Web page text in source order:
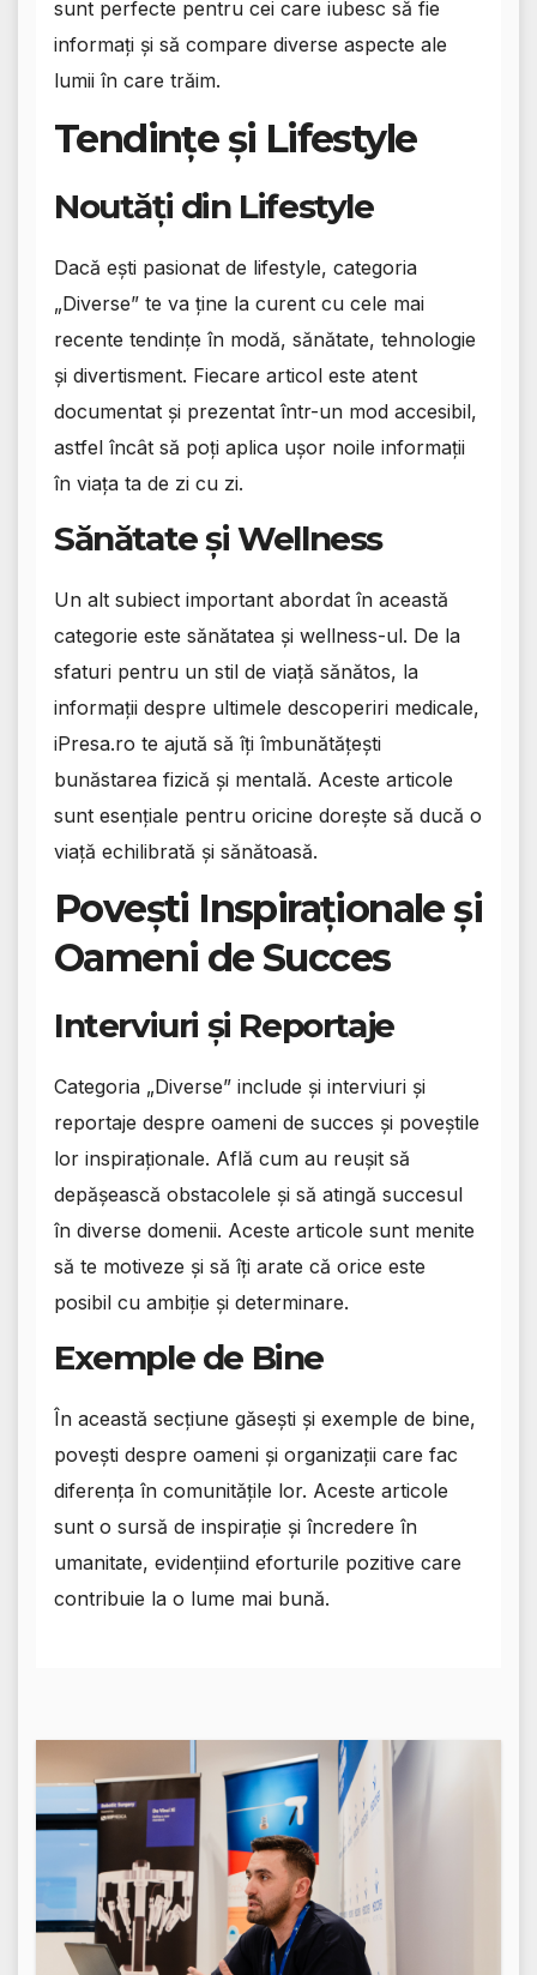
sunt perfecte pentru cei care iubesc să fie
informați și să compare diverse aspecte ale
lumii în care trăim.
Tendințe și Lifestyle
Noutăți din Lifestyle
Dacă ești pasionat de lifestyle, categoria
„Diverse” te va ține la curent cu cele mai
recente tendințe în modă, sănătate, tehnologie
și divertisment. Fiecare articol este atent
documentat și prezentat într-un mod accesibil,
astfel încât să poți aplica ușor noile informații
în viața ta de zi cu zi.
Sănătate și Wellness
Un alt subiect important abordat în această
categorie este sănătatea și wellness-ul. De la
sfaturi pentru un stil de viață sănătos, la
informații despre ultimele descoperiri medicale,
iPresa.ro te ajută să îți îmbunătățești
bunăstarea fizică și mentală. Aceste articole
sunt esențiale pentru oricine dorește să ducă o
viață echilibrată și sănătoasă.
Povești Inspiraționale și
Oameni de Succes
Interviuri și Reportaje
Categoria „Diverse” include și interviuri și
reportaje despre oameni de succes și poveștile
lor inspiraționale. Află cum au reușit să
depășească obstacolele și să atingă succesul
în diverse domenii. Aceste articole sunt menite
să te motiveze și să îți arate că orice este
posibil cu ambiție și determinare.
Exemple de Bine
În această secțiune găsești și exemple de bine,
povești despre oameni și organizații care fac
diferența în comunitățile lor. Aceste articole
sunt o sursă de inspirație și încredere în
umanitate, evidențiind eforturile pozitive care
contribuie la o lume mai bună.